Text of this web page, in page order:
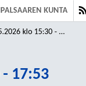
KUNTA
klo 15:30 - 17:53
17:53